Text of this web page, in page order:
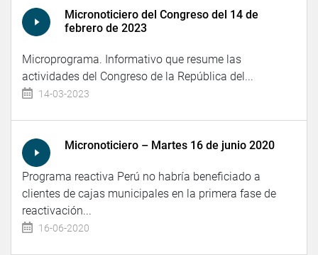
Micronoticiero del Congreso del 14 de
febrero de 2023
Microprograma. Informativo que resume las
actividades del Congreso de la República del...
14-03-2023
Micronoticiero – Martes 16 de junio 2020
Programa reactiva Perú no habría beneficiado a
clientes de cajas municipales en la primera fase de
reactivación...
16-06-2020